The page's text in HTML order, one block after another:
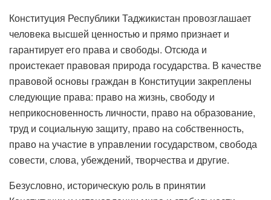
Конституция Республики Таджикистан провозглашает
человека высшей ценностью и прямо признает и
гарантирует его права и свободы. Отсюда и
проистекает правовая природа государства. В качестве
правовой основы граждан в Конституции закреплены
следующие права: право на жизнь, свободу и
неприкосновенность личности, право на образование,
труд и социальную защиту, право на собственность,
право на участие в управлении государством, свобода
совести, слова, убеждений, творчества и другие.
Безусловно, историческую роль в принятии